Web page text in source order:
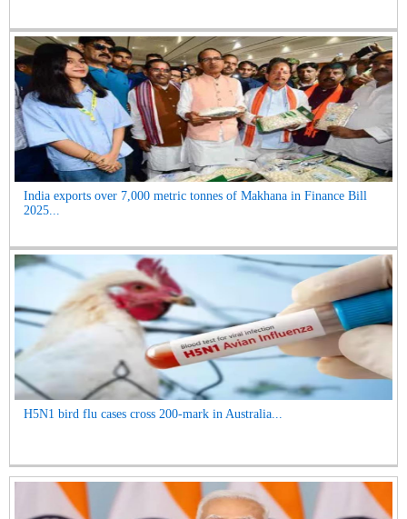
India exports over 7,000 metric tonnes of Makhana in Finance Bill
2025...
H5N1 bird flu cases cross 200-mark in Australia...